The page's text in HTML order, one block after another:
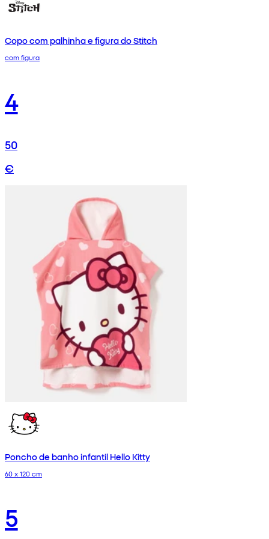
Copo com palhinha e figura do Stitch
com figura
4
50
€
Poncho de banho infantil Hello Kitty
60 x 120 cm
5